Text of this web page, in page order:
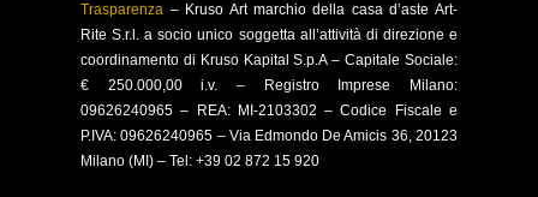
Trasparenza – Kruso Art marchio della casa d’aste Art-
Rite S.r.l. a socio unico soggetta all’attività di direzione e
coordinamento di Kruso Kapital S.p.A – Capitale Sociale:
€ 250.000,00 i.v. – Registro Imprese Milano:
09626240965 –
REA: MI-2103302 – Codice Fiscale e
P.IVA: 09626240965 – Via Edmondo De Amicis 36, 20123
Milano (MI) – Tel: +39 02 872 15 920